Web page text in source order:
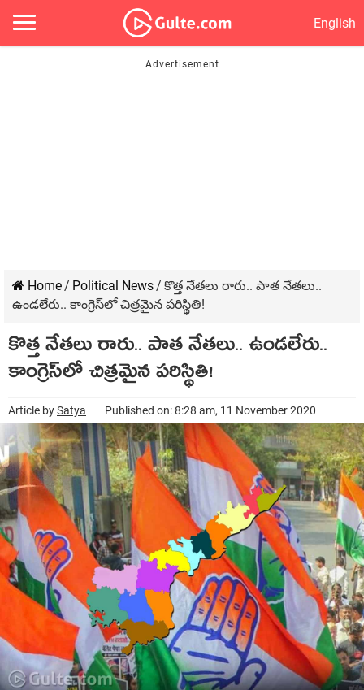
English
Home/ Political News/ కొత్త నేత‌లు రారు.. పాత నేత‌లు..
ఉండలేరు.. కాంగ్రెస్‌లో చిత్ర‌మైన ప‌రిస్థితి!
కొత్త నేత‌లు రారు.. పాత నేత‌లు.. ఉండలేరు..
కాంగ్రెస్‌లో చిత్ర‌మైన ప‌రిస్థితి!
Article bySatya Published on: 8:28 am, 11 November 2020